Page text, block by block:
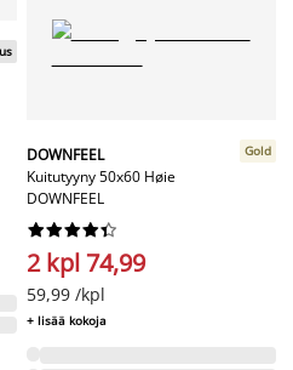
DOWNFEEL
Kuitutyyny 50x60 Høie
DOWNFEEL
Gold






2 kpl 74,99
59,99 /kpl
+ lisää kokoja